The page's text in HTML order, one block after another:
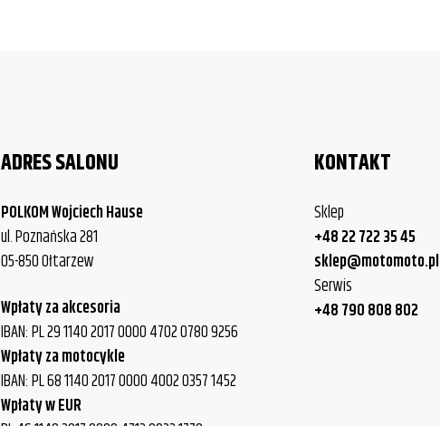
ADRES SALONU
POLKOM Wojciech Hause
ul. Poznańska 281
05-850 Ołtarzew
Wpłaty za akcesoria
IBAN: PL 29 1140 2017 0000 4702 0780 9256
Wpłaty za motocykle
IBAN: PL 68 1140 2017 0000 4002 0357 1452
Wpłaty w EUR
KONTAKT
Sklep
+48 22 722 35 45
sklep@motomoto.pl
Serwis
+48 790 808 802